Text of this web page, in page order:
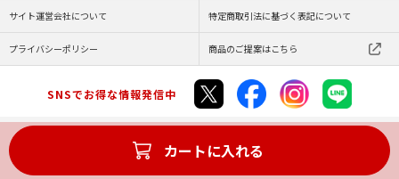
カートに入れる
サイト運営会社について 特定商取引法に基づく表記について
プライバシーポリシー 商品のご提案はこちら
SNSでお得な情報発信中